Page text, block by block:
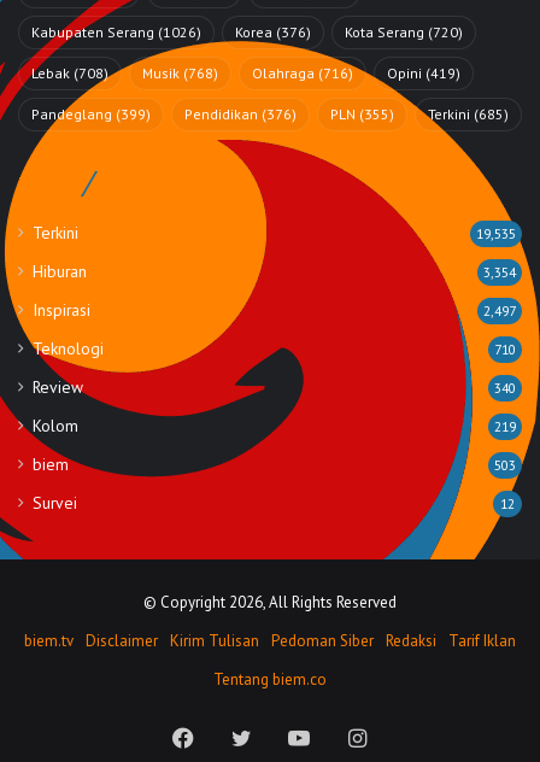
Kabupaten Serang (1026) Korea (376) Kota Serang (720)
Lebak (708) Musik (768) Olahraga (716) Opini (419)
Pandeglang (399) Pendidikan (376) PLN (355) Terkini (685)
Rubrik
Terkini 19,535
Hiburan 3,354
Inspirasi 2,497
Teknologi 710
Review 340
Kolom 219
biem 503
Survei 12
© Copyright 2026, All Rights Reserved
biem.tv Disclaimer Kirim Tulisan Pedoman Siber Redaksi
Tarif Iklan
Tentang biem.co
FacebookTwitter YouTubeInstagram